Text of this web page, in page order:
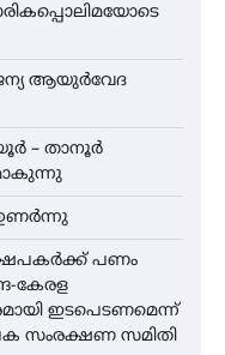
ആയുർവേദ
– താനൂർ
ഉണർന്നു
പണം
കേരള
ഇടപെടണമെന്ന്
സംരക്ഷണ സമിതി